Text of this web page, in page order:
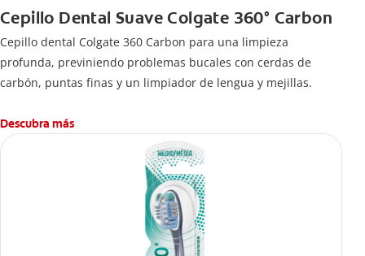
Cepillo Dental Suave Colgate 360° Carbon
Cepillo dental Colgate 360 ​​Carbon para una limpieza
profunda, previniendo problemas bucales con cerdas de
carbón, puntas finas y un limpiador de lengua y mejillas.
Descubra más